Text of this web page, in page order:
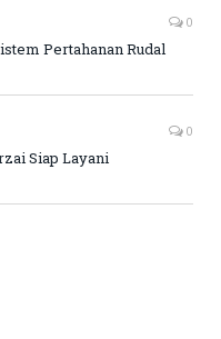
0
Pertahanan Rudal
0
Siap Layani